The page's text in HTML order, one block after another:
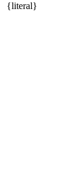
{literal}